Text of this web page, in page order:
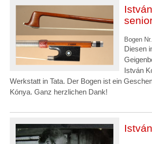
Bogen
Diesen
István
Werkstatt in Tata. Der Bogen ist ein
Kónya. Ganz herzlichen Dank!